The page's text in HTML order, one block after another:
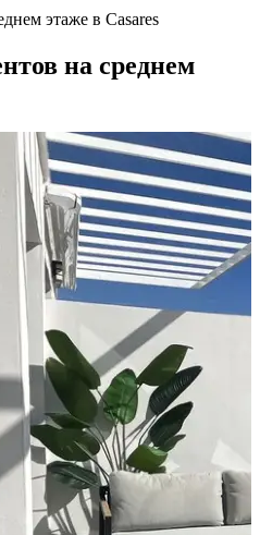
этаже в Casares
на среднем